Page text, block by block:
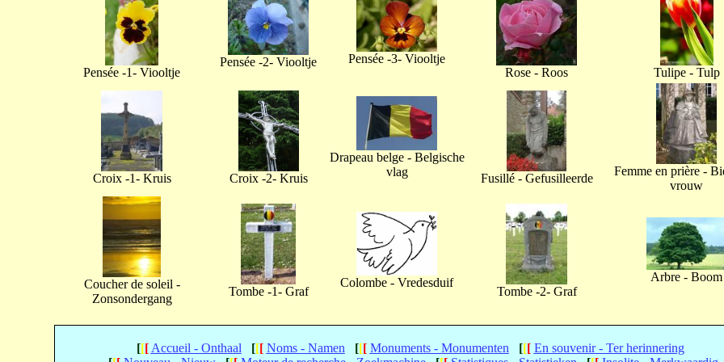
Pensée -1- Viooltje
Pensée -2- Viooltje
Pensée -3- Viooltje
Rose - Roos
Tulipe - Tulp
Croix -1- Kruis Croix -2- Kruis
Drapeau belge - Belgische
vlag
Fusillé - Gefusilleerde
Femme en prière -
vrouw
Coucher de soleil -
Zonsondergang
Tombe -1- Graf
Colombe - Vredesduif
Tombe -2- Graf
Arbre - Boom
[[[ Accueil - Onthaal [[[ Noms - Namen [[[ Monuments - Monumenten [[[ En souvenir - Ter herinnering